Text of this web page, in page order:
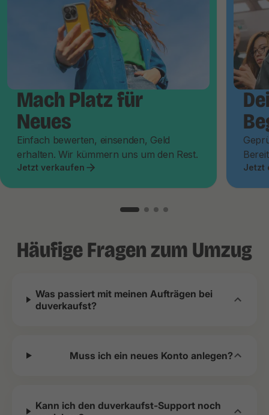
Mach Platz für
Neues
Einfach bewerten, einsenden, Geld
erhalten. Wir kümmern uns um den Rest.
Jetzt verkaufen Jetzt
Häufige Fragen zum Umzug
Was passiert mit meinen Aufträgen bei
duverkaufst?
Muss ich ein neues Konto anlegen?
Kann ich den duverkaufst-Support noch